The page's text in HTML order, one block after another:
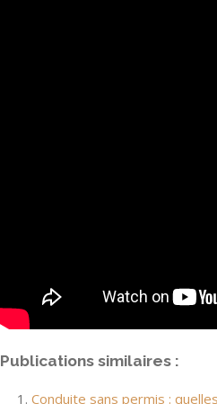
Publications similaires :
Conduite sans permis :